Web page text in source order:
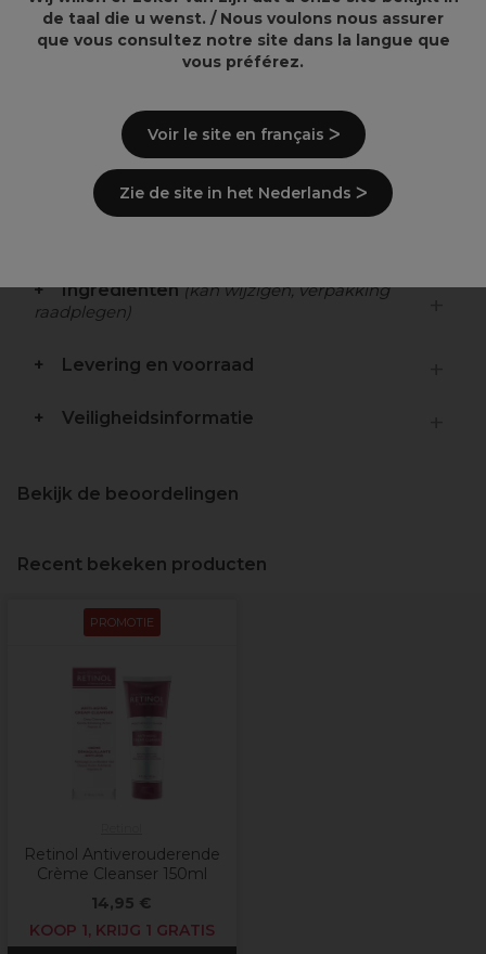
Overzicht
Vitamine A
Beschrijving
Ingrediënten(kan wijzigen, verpakking
raadplegen)
Levering en voorraad
Veiligheidsinformatie
Bekijk de beoordelingen
Recent bekeken producten
PROMOTIE
Retinol Antiverouderende
Crème Cleanser 150ml
14,95 €
KOOP 1, KRIJG 1 GRATIS
de taal die u wenst. / Nous voulons nous assurer
que vous consultez notre site dans la langue que
vous préférez.
Voir le site en français ᐳ
Zie de site in het Nederlands ᐳ